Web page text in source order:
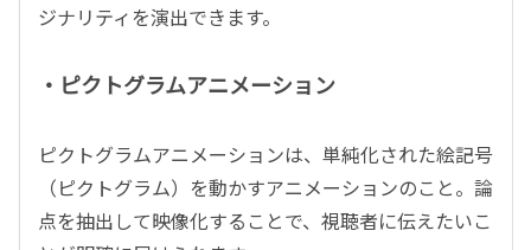
ジナリティを演出できます。
・ピクトグラムアニメーション
ピクトグラムアニメーションは、単純化された絵記号
（ピクトグラム）を動かすアニメーションのこと。論
点を抽出して映像化することで、視聴者に伝えたいこ